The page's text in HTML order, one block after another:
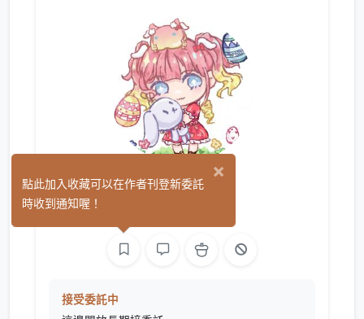
林瑾沙
接受委託中
×
點此加入收藏可以在作者刊登新委託
時收到通知喔！